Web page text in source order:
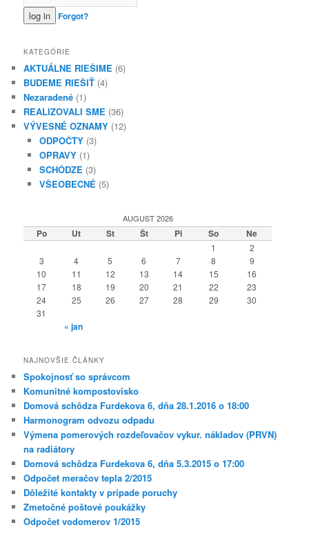
Forgot?
KATEGÓRIE
AKTUÁLNE RIEŠIME (6)
BUDEME RIEŠIŤ (4)
Nezaradené (1)
REALIZOVALI SME (36)
VÝVESNÉ OZNAMY (12)
ODPOČTY(3)
OPRAVY(1)
SCHÔDZE (3)
VŠEOBECNÉ (5)
AUGUST 2026
Po Ut St Št Pi So Ne
1
2
3
4 5 6 7 8
9
10
11 12 13 14 15
16
17
18 19 20 21 22
23
24
25 26 27 28 29
30
31
« jan
NAJNOVŠIE ČLÁNKY
Spokojnosť so správcom
Komunitné kompostovisko
Domová schôdza Furdekova 6, dňa 28.1.2016 o 18:00
Harmonogram odvozu odpadu
Výmena pomerových rozdeľovačov vykur. nákladov (PRVN)
na radiátory
Domová schôdza Furdekova 6, dňa 5.3.2015 o 17:00
Odpočet meračov tepla 2/2015
Dôležité kontakty v prípade poruchy
Zmetočné poštové poukážky
Odpočet vodomerov 1/2015